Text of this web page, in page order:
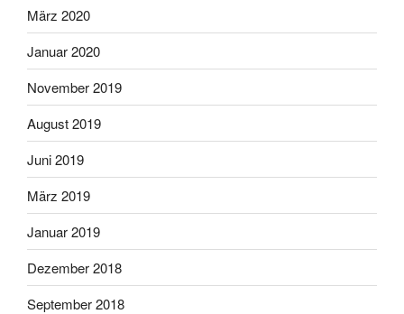
März 2020
Januar 2020
November 2019
August 2019
Juni 2019
März 2019
Januar 2019
Dezember 2018
September 2018